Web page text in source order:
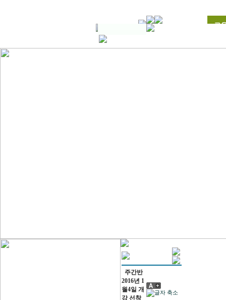
주간반
2016년 1
월4일 개
강 선착